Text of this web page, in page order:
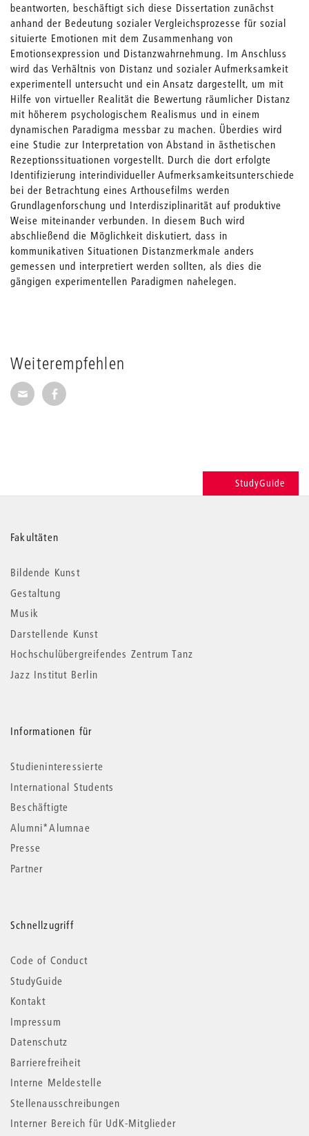
Weiterempfehlen
Seite per E-Mail weiterempfehlen
Seite auf Facebook weiterempfehlen
beantworten, beschäftigt sich diese Dissertation zunächst
anhand der Bedeutung sozialer Vergleichsprozesse für sozial
situierte Emotionen mit dem Zusammenhang von
Emotionsexpression und Distanzwahrnehmung. Im Anschluss
wird das Verhältnis von Distanz und sozialer Aufmerksamkeit
experimentell untersucht und ein Ansatz dargestellt, um mit
Hilfe von virtueller Realität die Bewertung räumlicher Distanz
mit höherem psychologischem Realismus und in einem
dynamischen Paradigma messbar zu machen. Überdies wird
eine Studie zur Interpretation von Abstand in ästhetischen
Rezeptionssituationen vorgestellt. Durch die dort erfolgte
Identifizierung interindividueller Aufmerksamkeitsunterschiede
bei der Betrachtung eines Arthousefilms werden
Grundlagenforschung und Interdisziplinarität auf produktive
Weise miteinander verbunden. In diesem Buch wird
abschließend die Möglichkeit diskutiert, dass in
kommunikativen Situationen Distanzmerkmale anders
gemessen und interpretiert werden sollten, als dies die
gängigen experimentellen Paradigmen nahelegen.
StudyGuide
Weitere
Informationen
Fakultäten
Bildende Kunst
Gestaltung
Musik
Darstellende Kunst
Hochschulübergreifendes Zentrum Tanz
Jazz Institut Berlin
Informationen für
Studieninteressierte
International Students
Beschäftigte
Alumni*Alumnae
Presse
Partner
Schnellzugriff
Code of Conduct
StudyGuide
Kontakt
Impressum
Datenschutz
Barrierefreiheit
Interne Meldestelle
Stellenausschreibungen
Interner Bereich für UdK-Mitglieder